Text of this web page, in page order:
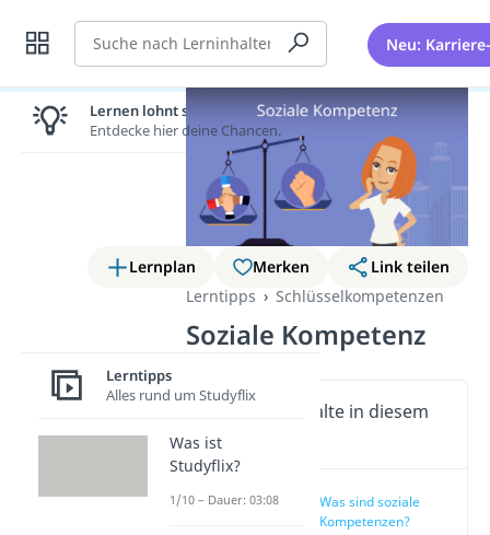
Suche Neu:
Lernplan Merken
Link teilen
Lerntipps
Schlüsselkompetenzen
Soziale Kompetenz
Wichtige Inhalte in diesem
Video
Was sind soziale
Kompetenzen?
Lernen lohnt sich!
Entdecke hier deine Chancen.
Lerntipps
Alles rund um Studyflix
Was ist
Studyflix?
1/10 – Dauer: 03:08